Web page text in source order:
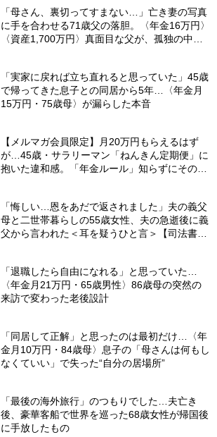
「母さん、裏切ってすまない…」亡き妻の写真
に手を合わせる71歳父の落胆。〈年金16万円〉
〈資産1,700万円〉真面目な父が、孤独の中で
「実家に戻れば立ち直れると思っていた」45歳
で帰ってきた息子との同居から5年…〈年金月
15万円・75歳母〉が漏らした本音
【メルマガ会員限定】月20万円もらえるはず
が…45歳・サラリーマン「ねんきん定期便」に
抱いた違和感。「年金ルール」知らずにそのま
「悔しい…恩をあだで返されました」夫の義父
母と二世帯暮らしの55歳女性、夫の急逝後に義
父から言われた＜耳を疑うひと言＞【司法書士
「退職したら自由になれる」と思っていた…
〈年金月21万円・65歳男性〉86歳母の突然の
来訪で変わった老後設計
「同居して正解」と思ったのは最初だけ…〈年
金月10万円・84歳母〉息子の「母さんは何もし
なくていい」で失った“自分の居場所”
「最後の海外旅行」のつもりでした…夫亡き
後、豪華客船で世界を巡った68歳女性が帰国後
に手放したもの